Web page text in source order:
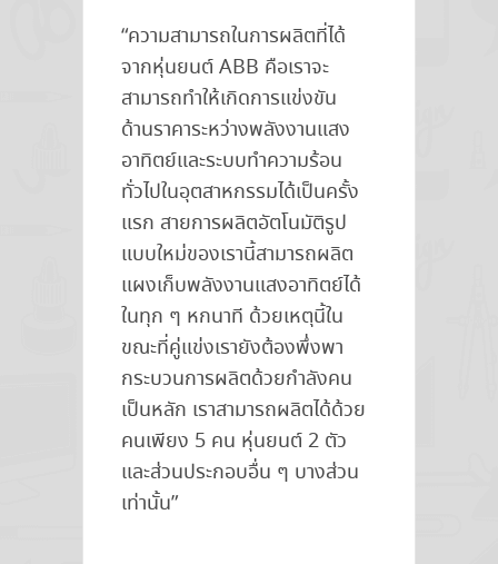
“ความสามารถในการผลิตที่ได้
จากหุ่นยนต์ ABB คือเราจะ
สามารถทำให้เกิดการแข่งขัน
ด้านราคาระหว่างพลังงานแสง
อาทิตย์และระบบทำความร้อน
ทั่วไปในอุตสาหกรรมได้เป็นครั้ง
แรก สายการผลิตอัตโนมัติรูป
แบบใหม่ของเรานี้สามารถผลิต
แผงเก็บพลังงานแสงอาทิตย์ได้
ในทุก ๆ หกนาที ด้วยเหตุนี้ใน
ขณะที่คู่แข่งเรายังต้องพึ่งพา
กระบวนการผลิตด้วยกำลังคน
เป็นหลัก เราสามารถผลิตได้ด้วย
คนเพียง 5 คน หุ่นยนต์ 2 ตัว
และส่วนประกอบอื่น ๆ บางส่วน
เท่านั้น”